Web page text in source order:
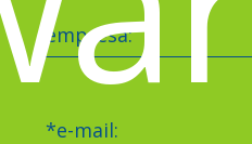
empresa:
*e-mail: